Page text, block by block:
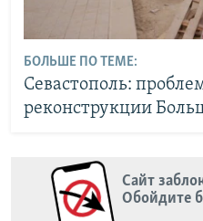
БОЛЬШЕ ПО ТЕМЕ:
Севастополь:
реконструкции
Сайт
Обойдите